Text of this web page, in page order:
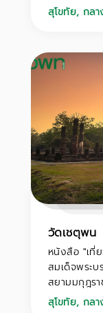
สุโขทัย, กลา
วัดเชตุพน
หนังสือ "เที่
สมเด็จพระบ
สยามมกุฎรา
สุโขทัย, กลา